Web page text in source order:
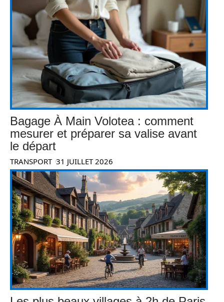
Bagage À Main Volotea : comment
mesurer et préparer sa valise avant
le départ
TRANSPORT 31 JUILLET 2026